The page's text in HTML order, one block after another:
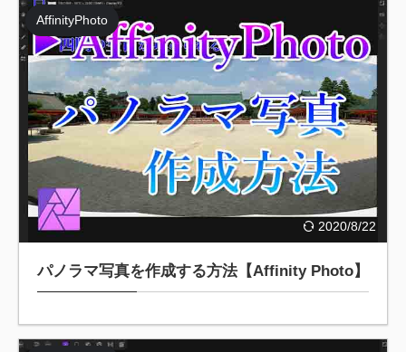
2020/8/22
AffinityPhoto
パノラマ写真を作成する方法【Affinity Photo】